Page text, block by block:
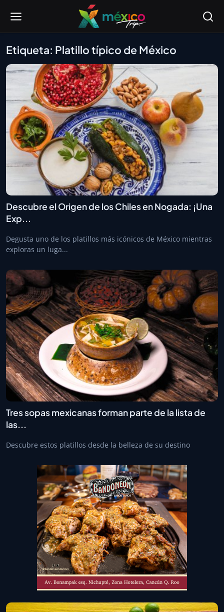
Etiqueta: Platillo típico de México
Descubre el Origen de los Chiles en Nogada: ¡Una
Exp...
Degusta uno de los platillos más icónicos de México mientras
exploras un luga...
Tres sopas mexicanas forman parte de la lista de
las...
Descubre estos platillos desde la belleza de su destino